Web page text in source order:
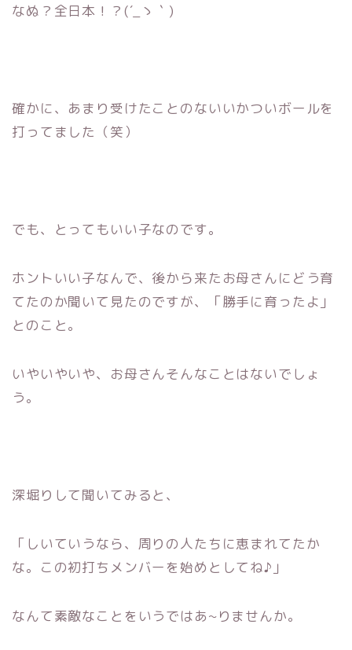
なぬ？全日本！？(´_ゝ｀)
確かに、あまり受けたことのないいかついボールを
打ってました（笑）
でも、とってもいい子なのです。
ホントいい子なんで、後から来たお母さんにどう育
てたのか聞いて見たのですが、「勝手に育ったよ」
とのこと。
いやいやいや、お母さんそんなことはないでしょ
う。
深堀りして聞いてみると、
「しいていうなら、周りの人たちに恵まれてたか
な。この初打ちメンバーを始めとしてね♪」
なんて素敵なことをいうではあ~りませんか。